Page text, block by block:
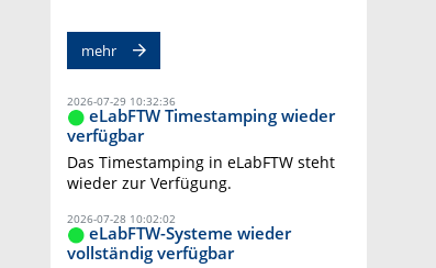
mehr
2026-07-29 10:32:36
eLabFTW Timestamping wieder
verfügbar
Das Timestamping in eLabFTW steht
wieder zur Verfügung.
2026-07-28 10:02:02
eLabFTW-Systeme wieder
vollständig verfügbar